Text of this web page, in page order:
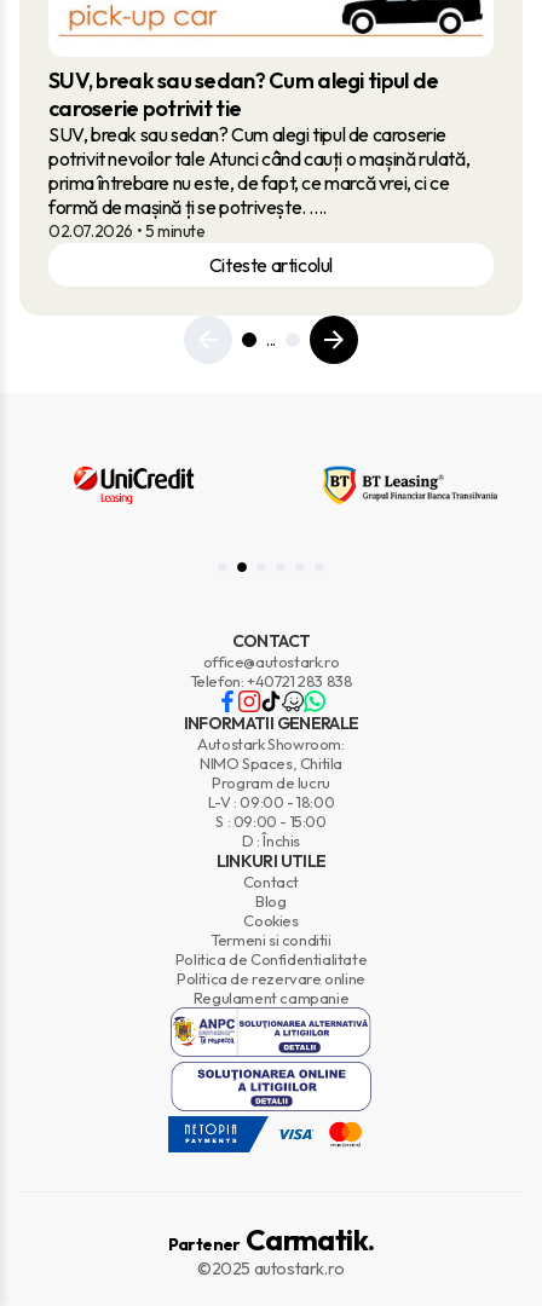
SUV, break sau sedan? Cum alegi tipul de
caroserie potrivit tie
SUV, break sau sedan? Cum alegi tipul de caroserie
potrivit nevoilor tale Atunci când cauți o mașină rulată,
prima întrebare nu este, de fapt, ce marcă vrei, ci ce
formă de mașină ți se potrivește. ....
02.07.2026 • 5 minute
Citeste articolul
...
CONTACT
office@autostark.ro
Telefon: +40721 283 838
INFORMATII GENERALE
Autostark Showroom:
NIMO Spaces, Chitila
Program de lucru
L-V : 09:00 - 18:00
S : 09:00 - 15:00
D : Închis
LINKURI UTILE
Contact
Blog
Cookies
Termeni si conditii
Politica de Confidentialitate
Politica de rezervare online
Regulament campanie
PartenerCarmatik.
©2025 autostark.ro